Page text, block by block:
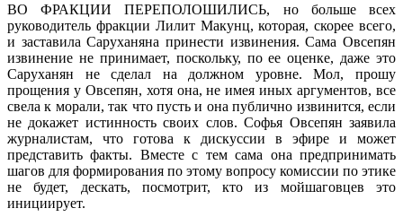
ВО ФРАКЦИИ ПЕРЕПОЛОШИЛИСЬ, но больше всех
руководитель фракции Лилит Макунц, которая, скорее всего,
и заставила Саруханяна принести извинения. Сама Овсепян
извинение не принимает, поскольку, по ее оценке, даже это
Саруханян не сделал на должном уровне. Мол, прошу
прощения у Овсепян, хотя она, не имея иных аргументов, все
свела к морали, так что пусть и она публично извинится, если
не докажет истинность своих слов. Софья Овсепян заявила
журналистам, что готова к дискуссии в эфире и может
представить факты. Вместе с тем сама она предпринимать
шагов для формирования по этому вопросу комиссии по этике
не будет, дескать, посмотрит, кто из мойшаговцев это
инициирует.